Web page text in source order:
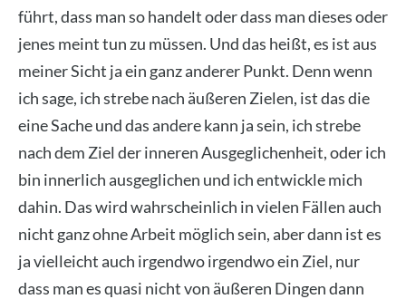
führt, dass man so han­delt oder dass man die­ses oder
jenes meint tun zu müs­sen. Und das heißt, es ist aus
mei­ner Sicht ja ein ganz ande­rer Punkt. Denn wenn
ich sage, ich stre­be nach äuße­ren Zie­len, ist das die
eine Sache und das ande­re kann ja sein, ich stre­be
nach dem Ziel der inne­ren Aus­ge­gli­chen­heit, oder ich
bin inner­lich aus­ge­gli­chen und ich ent­wick­le mich
dahin. Das wird wahr­schein­lich in vie­len Fäl­len auch
nicht ganz ohne Arbeit mög­lich sein, aber dann ist es
ja viel­leicht auch irgend­wo irgend­wo ein Ziel, nur
dass man es qua­si nicht von äuße­ren Din­gen dann